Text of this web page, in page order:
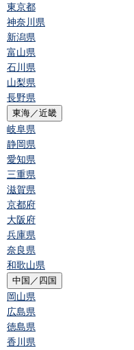
東京都
神奈川県
新潟県
富山県
石川県
山梨県
長野県
東海／近畿
岐阜県
静岡県
愛知県
三重県
滋賀県
京都府
大阪府
兵庫県
奈良県
和歌山県
中国／四国
岡山県
広島県
徳島県
香川県